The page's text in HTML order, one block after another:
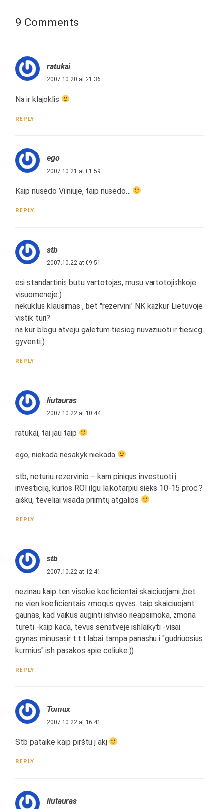
9 Comments
ratukai
2007.10.20 at 21:36
Na ir klajoklis
REPLY
ego
2007.10.21 at 01:59
Kaip nusėdo Vilniuje, taip nusėdo…
REPLY
stb
2007.10.22 at 09:51
esi standartinis butu vartotojas, musu vartotojishkoje
visuomeneje:)
nekuklus klausimas , bet "rezervini" NK kazkur Lietuvoje
vistik turi?
na kur blogu atveju galetum tiesiog nuvaziuoti ir tiesiog
gyventi:)
REPLY
liutauras
2007.10.22 at 10:44
ratukai, tai jau taip
ego, niekada nesakyk niekada
stb, neturiu rezervinio – kam pinigus investuoti į
investiciją, kurios ROI ilgu laikotarpiu sieks 10-15 proc.?
aišku, tėveliai visada priimtų atgalios
REPLY
stb
2007.10.22 at 12:41
nezinau kaip ten visokie koeficientai skaiciuojami ,bet
ne vien koeficientais zmogus gyvas. taip skaiciuojant
gaunas, kad vaikus auginti ishviso neapsimoka, zmona
tureti -kaip kada, tevus senatveje ishlaikyti -visai
grynas minusasir t.t.t.labai tampa panashu i "gudriuosius
kurmius" ish pasakos apie coliuke:))
REPLY
Tomux
2007.10.22 at 16:41
Stb pataikė kaip pirštu į akį
REPLY
liutauras